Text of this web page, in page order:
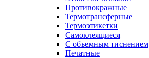
Противокражные
Термотрансферные
Термоэтикетки
Самоклеящиеся
С объемным тиснением
Печатные